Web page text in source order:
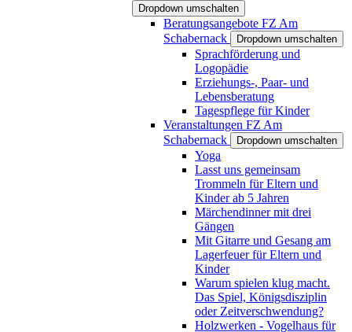
Dropdown umschalten
Beratungsangebote FZ Am
Schabernack
Dropdown umschalten
Sprachförderung und
Logopädie
Erziehungs-, Paar- und
Lebensberatung
Tagespflege für Kinder
Veranstaltungen FZ Am
Schabernack
Dropdown umschalten
Yoga
Lasst uns gemeinsam
Trommeln für Eltern und
Kinder ab 5 Jahren
Märchendinner mit drei
Gängen
Mit Gitarre und Gesang am
Lagerfeuer für Eltern und
Kinder
Warum spielen klug macht.
Das Spiel, Königsdisziplin
oder Zeitverschwendung?
Holzwerken - Vogelhaus für